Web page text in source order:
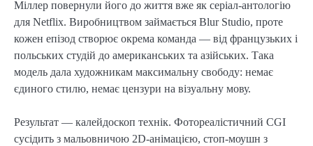
Міллер повернули його до життя вже як серіал-антологію
для Netflix. Виробництвом займається Blur Studio, проте
кожен епізод створює окрема команда — від французьких і
польських студій до американських та азійських. Така
модель дала художникам максимальну свободу: немає
єдиного стилю, немає цензури на візуальну мову.
Результат — калейдоскоп технік. Фотореалістичний CGI
сусідить з мальовничою 2D-анімацією, стоп-моушн з